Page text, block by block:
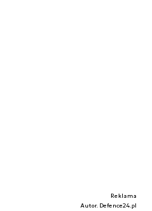
Reklama
Autor. Defence24.pl